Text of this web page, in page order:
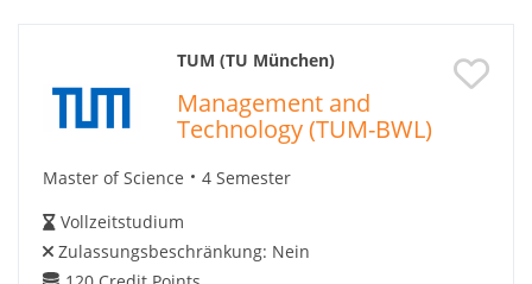
TUM (TU München)
Management and
Technology (TUM-BWL)
Master of Science
4 Semester
Vollzeitstudium
Zulassungsbeschränkung: Nein